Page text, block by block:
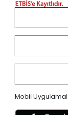
Mobil